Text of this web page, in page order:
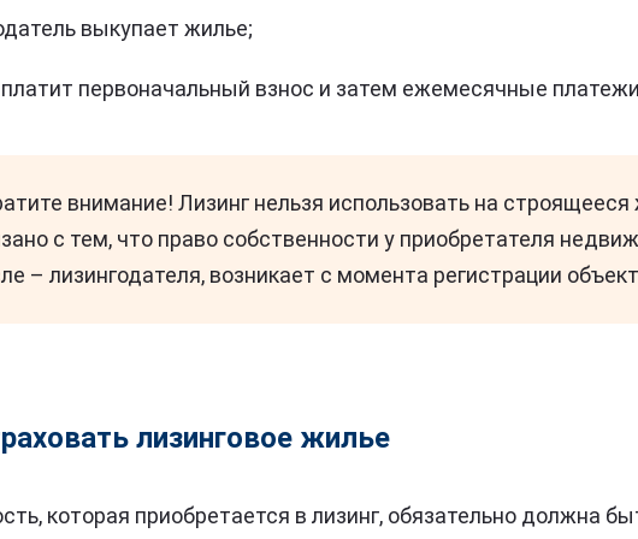
выкупает жилье;
первоначальный взнос и затем ежемесячные
внимание! Лизинг нельзя использовать на
с тем, что право собственности у приобретателя
– лизингодателя, возникает с момента регистрации
лизинговое жилье
которая приобретается в лизинг, обязательно должна